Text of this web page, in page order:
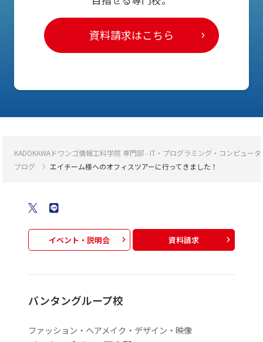
資料請求はこちら
KADOKAWAドワンゴ情報工科学院 専門部 - IT・プログラミング・コンピュー
ブログ
エイチーム様へのオフィスツアーに行ってきました！
イベント・説明会 資料請求
バンタングループ校
ファッション・ヘアメイク・デザイン・映像